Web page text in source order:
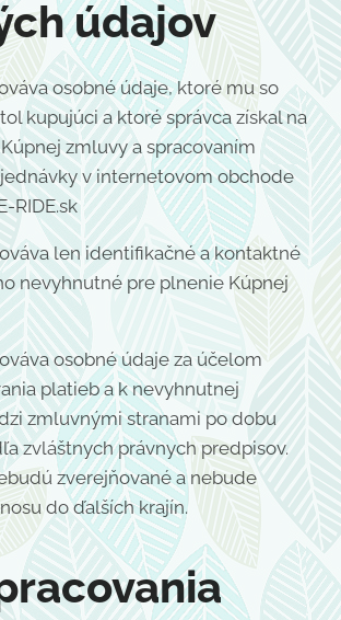
údajov
osobné údaje, ktoré mu so
kupujúci a ktoré správca získal na
zmluvy a spracovaním
v internetovom obchode
RIDE.sk
len identifikačné a kontaktné
nevyhnutné pre plnenie Kúpnej
osobné údaje za účelom
platieb a k nevyhnutnej
zmluvnými stranami po dobu
zvláštnych právnych predpisov.
zverejňované a nebude
do ďalších krajín.